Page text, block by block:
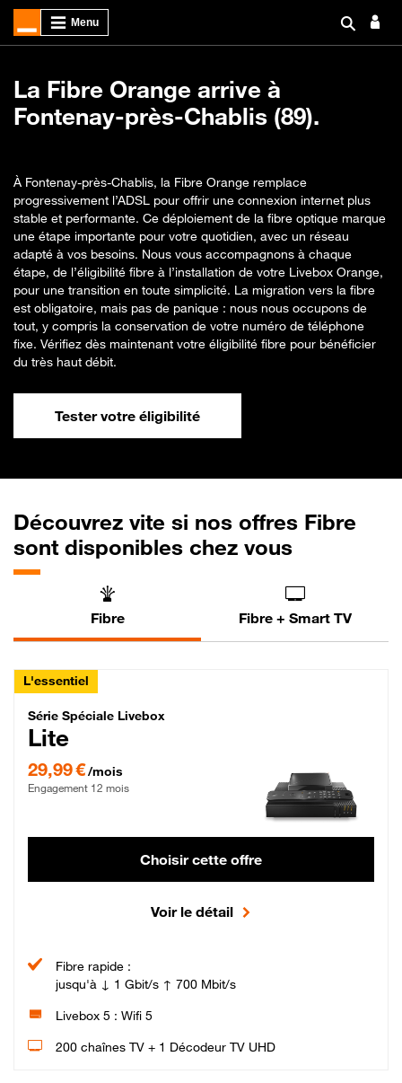
La Fibre Orange arrive à
Fontenay-près-Chablis (89).
À Fontenay-près-Chablis, la Fibre Orange remplace
progressivement l’ADSL pour offrir une connexion internet plus
stable et performante. Ce déploiement de la fibre optique marque
une étape importante pour votre quotidien, avec un réseau
adapté à vos besoins. Nous vous accompagnons à chaque
étape, de l’éligibilité fibre à l’installation de votre Livebox Orange,
pour une transition en toute simplicité. La migration vers la fibre
est obligatoire, mais pas de panique : nous nous occupons de
tout, y compris la conservation de votre numéro de téléphone
fixe. Vérifiez dès maintenant votre éligibilité fibre pour bénéficier
du très haut débit.
Tester votre éligibilité
Découvrez vite si nos offres Fibre
sont disponibles chez vous
Fibre Fibre + Smart TV
L'essentiel
Série Spéciale Livebox Lite Fibre
Série Spéciale Livebox
Lite
29,99 €/mois
Engagement 12 mois
Choisir cette offre
Voir le détail
Fibre rapide :
jusqu'à ↓ 1 Gbit/s ↑ 700 Mbit/s
Livebox 5 : Wifi 5
200 chaînes TV + 1 Décodeur TV UHD